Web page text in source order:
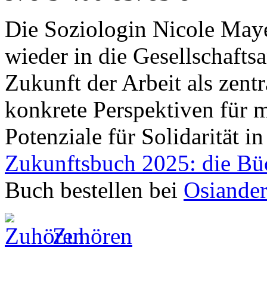
Die Soziologin Nicole
wieder in die
Zukunft der Arbeit als
konkrete Perspektiven für
Potenziale für Solidarität
Zukunftsbuch 2025: die
Buch bestellen bei
Zuhören